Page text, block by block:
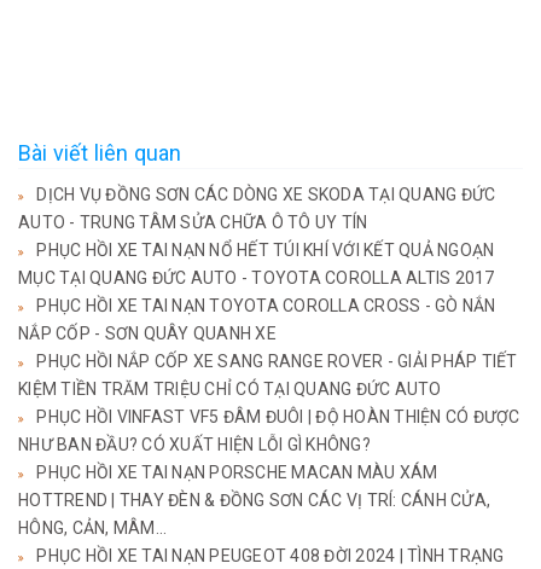
Bài viết liên quan
DỊCH VỤ ĐỒNG SƠN CÁC DÒNG XE SKODA TẠI QUANG ĐỨC
AUTO - TRUNG TÂM SỬA CHỮA Ô TÔ UY TÍN
PHỤC HỒI XE TAI NẠN NỔ HẾT TÚI KHÍ VỚI KẾT QUẢ NGOẠN
MỤC TẠI QUANG ĐỨC AUTO - TOYOTA COROLLA ALTIS 2017
PHỤC HỒI XE TAI NẠN TOYOTA COROLLA CROSS - GÒ NẮN
NẮP CỐP - SƠN QUÂY QUANH XE
PHỤC HỒI NẮP CỐP XE SANG RANGE ROVER - GIẢI PHÁP TIẾT
KIỆM TIỀN TRĂM TRIỆU CHỈ CÓ TẠI QUANG ĐỨC AUTO
PHỤC HỒI VINFAST VF5 ĐÂM ĐUÔI | ĐỘ HOÀN THIỆN CÓ ĐƯỢC
NHƯ BAN ĐẦU? CÓ XUẤT HIỆN LỖI GÌ KHÔNG?
PHỤC HỒI XE TAI NẠN PORSCHE MACAN MÀU XÁM
HOTTREND | THAY ĐÈN & ĐỒNG SƠN CÁC VỊ TRÍ: CÁNH CỬA,
HÔNG, CẢN, MÂM...
PHỤC HỒI XE TAI NẠN PEUGEOT 408 ĐỜI 2024 | TÌNH TRẠNG